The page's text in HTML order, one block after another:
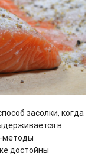
засолки, когда
в
методы
достойны